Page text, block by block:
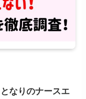
となりのナースエ